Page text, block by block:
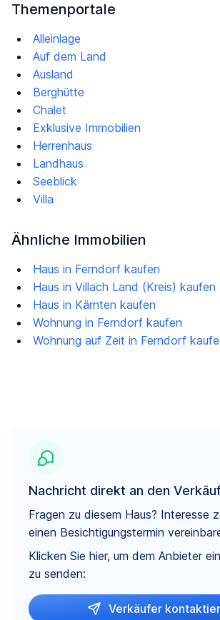
Themenportale
Alleinlage
Auf dem Land
Ausland
Berghütte
Chalet
Exklusive Immobilien
Herrenhaus
Landhaus
Seeblick
Villa
Ähnliche Immobilien
Haus in Ferndorf kaufen
Haus in Villach Land (Kreis) kaufen
Haus in Kärnten kaufen
Wohnung in Ferndorf kaufen
Wohnung auf Zeit in Ferndorf
Nachricht direkt an den
Fragen zu diesem Haus? Interesse
einen Besichtigungstermin
Klicken Sie hier, um dem Anbieter
zu senden:
Verkäufer